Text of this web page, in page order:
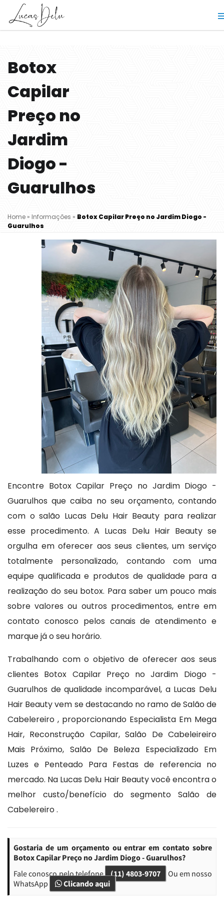
Botox
Capilar
Preço no
Jardim
Diogo -
Guarulhos
Home» Informações » Botox Capilar Preço no Jardim Diogo -
Guarulhos
Encontre Botox Capilar Preço no Jardim Diogo -
Guarulhos que caiba no seu orçamento, contando
com o salão Lucas Delu Hair Beauty para realizar
esse procedimento. A Lucas Delu Hair Beauty se
orgulha em oferecer aos seus clientes, um serviço
totalmente personalizado, contando com uma
equipe qualificada e produtos de qualidade para a
realização do seu botox. Para saber um pouco mais
sobre valores ou outros procedimentos, entre em
contato conosco pelos canais de atendimento e
marque já o seu horário.
Trabalhando com o objetivo de oferecer aos seus
clientes Botox Capilar Preço no Jardim Diogo -
Guarulhos de qualidade incomparável, a Lucas Delu
Hair Beauty vem se destacando no ramo de Salão de
Cabelereiro , proporcionando Especialista Em Mega
Hair, Reconstrução Capilar, Salão De Cabeleireiro
Mais Próximo, Salão De Beleza Especializado Em
Luzes e Penteado Para Festas de referencia no
mercado. Na Lucas Delu Hair Beauty você encontra o
melhor custo/benefício do segmento Salão de
Cabelereiro .
Gostaria de um orçamento ou entrar em contato sobre
Botox Capilar Preço no Jardim Diogo - Guarulhos?
Fale conosco pelo telefone (11) 4803-9707
Ou em nosso
WhatsApp
Clicando aqui